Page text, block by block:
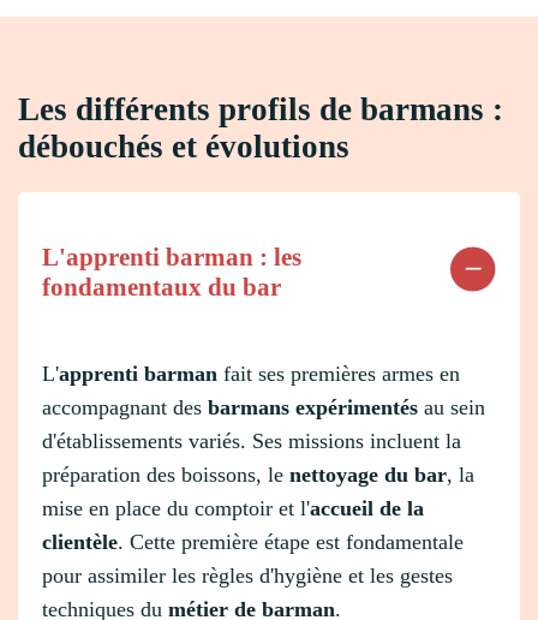
Les différents profils de barmans :
débouchés et évolutions
L'apprenti barman : les
fondamentaux du bar
L'apprenti barman fait ses premières armes en
accompagnant des barmans expérimentés au sein
d'établissements variés. Ses missions incluent la
préparation des boissons, le nettoyage du bar, la
mise en place du comptoir et l'accueil de la
clientèle. Cette première étape est fondamentale
pour assimiler les règles d'hygiène et les gestes
techniques du métier de barman.